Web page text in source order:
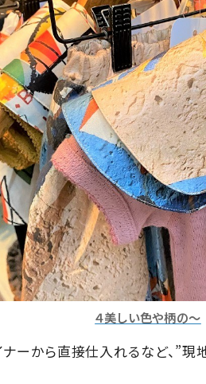
４美しい色や柄の～
ナーから直接仕入れるなど、”現